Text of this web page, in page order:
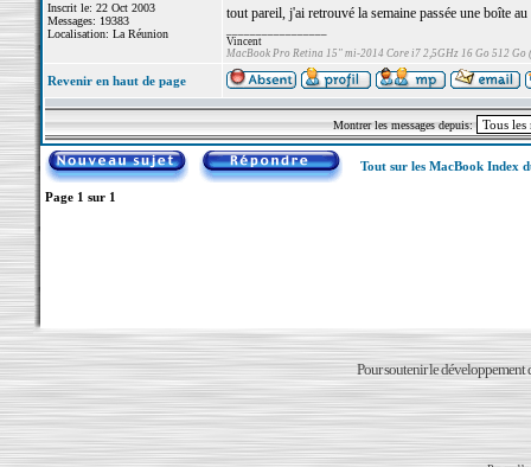
Inscrit le: 22 Oct 2003
Messages: 19383
Localisation: La Réunion
tout pareil, j'ai retrouvé la semaine passée une boîte
Vincent
MacBook Pro Retina 15" mi-2014 Core i7 2,5GHz 16 Go 512 Go
Revenir en haut de page
Montrer les messages depuis:
Tout sur les MacBook Index
Page 1 sur 1
Pour soutenir le développement